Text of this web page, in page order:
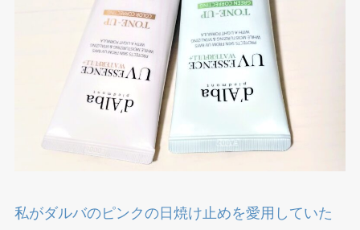
私がダルバのピンクの日焼け止めを愛用していた